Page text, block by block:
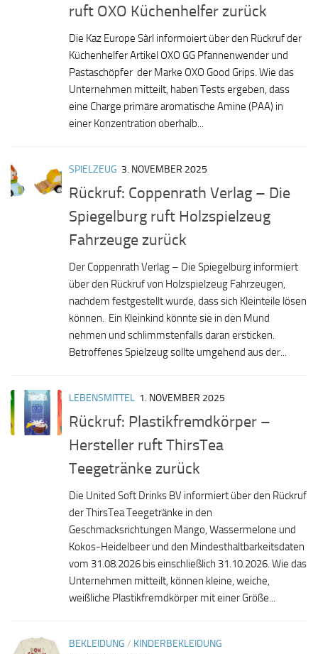
ruft OXO Küchenhelfer zurück
Die Kaz Europe Sàrl informoiert über den Rückruf der
Küchenhelfer Artikel OXO GG Pfannenwender und
Pastaschöpfer der Marke OXO Good Grips. Wie das
Unternehmen mitteilt, haben Tests ergeben, dass
eine Charge primäre aromatische Amine (PAA) in
einer Konzentration oberhalb...
SPIELZEUG 3. NOVEMBER 2025
Rückruf: Coppenrath Verlag – Die
Spiegelburg ruft Holzspielzeug
Fahrzeuge zurück
Der Coppenrath Verlag – Die Spiegelburg informiert
über den Rückruf von Holzspielzeug Fahrzeugen,
nachdem festgestellt wurde, dass sich Kleinteile lösen
können. Ein Kleinkind könnte sie in den Mund
nehmen und schlimmstenfalls daran ersticken.
Betroffenes Spielzeug sollte umgehend aus der...
LEBENSMITTEL 1. NOVEMBER 2025
Rückruf: Plastikfremdkörper –
Hersteller ruft ThirsTea
Teegetränke zurück
Die United Soft Drinks BV informiert über den Rückruf
der ThirsTea Teegetränke in den
Geschmacksrichtungen Mango, Wassermelone und
Kokos-Heidelbeer und den Mindesthaltbarkeitsdaten
vom 31.08.2026 bis einschließlich 31.10.2026. Wie das
Unternehmen mitteilt, können kleine, weiche,
weißliche Plastikfremdkörper mit einer Größe...
BEKLEIDUNG / KINDERBEKLEIDUNG